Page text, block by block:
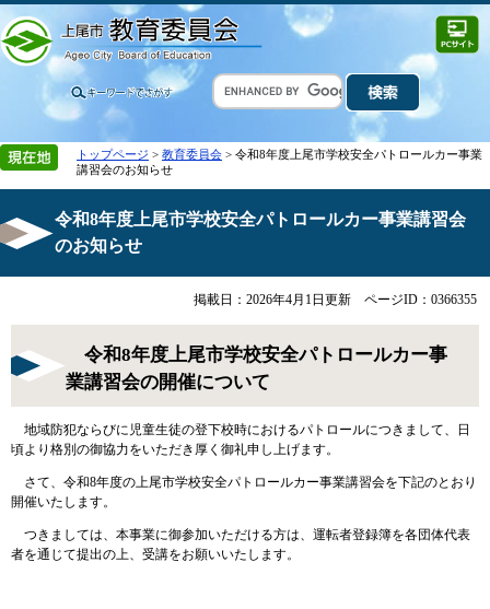
トップページ > 教育委員会 > 令和8年度上尾市学校安全パトロールカー事業
講習会のお知らせ
令和8年度上尾市学校安全パトロールカー事業講習会
のお知らせ
掲載日：2026年4月1日更新 ページID：0366355
令和8年度上尾市学校安全パトロールカー事
業講習会の開催について
地域防犯ならびに児童生徒の登下校時におけるパトロールにつきまして、日
頃より格別の御協力をいただき厚く御礼申し上げます。
さて、令和8年度の上尾市学校安全パトロールカー事業講習会を下記のとおり
開催いたします。
つきましては、本事業に御参加いただける方は、運転者登録簿を各団体代表
者を通じて提出の上、受講をお願いいたします。